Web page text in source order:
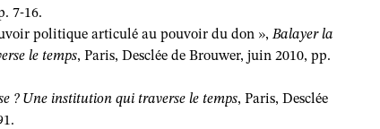
7-16.
politique articulé au pouvoir du don », Balayer la
le temps, Paris, Desclée de Brouwer, juin 2010, pp.
? Une institution qui traverse le temps, Paris, Desclée